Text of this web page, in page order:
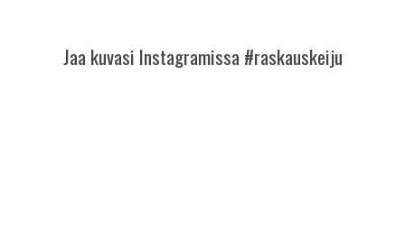
Jaa kuvasi Instagramissa #raskauskeiju